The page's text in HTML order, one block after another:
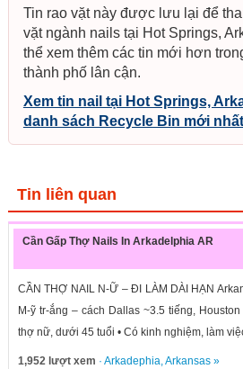
Tin rao vặt này được lưu lại để
vặt ngành nails tại Hot Springs,
thể xem thêm các tin mới hơn
thành phố lân cận.
Xem tin nail tại Hot Springs,
danh sách Recycle Bin mới nhất
Tin liên quan
Cần Gấp Thợ Nails In Arkadelphia AR
CẦN THỢ NAIL N-Ữ – ĐI LÀM DÀI HẠN
M-ỹ tr-ắng – cách Dallas ~3.5 tiếng,
thợ nữ, dưới 45 tuổi • Có kinh nghiệm, làm
1,952 lượt xem · Arkadephia,Arkansas»